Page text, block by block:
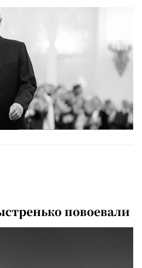
повоевали